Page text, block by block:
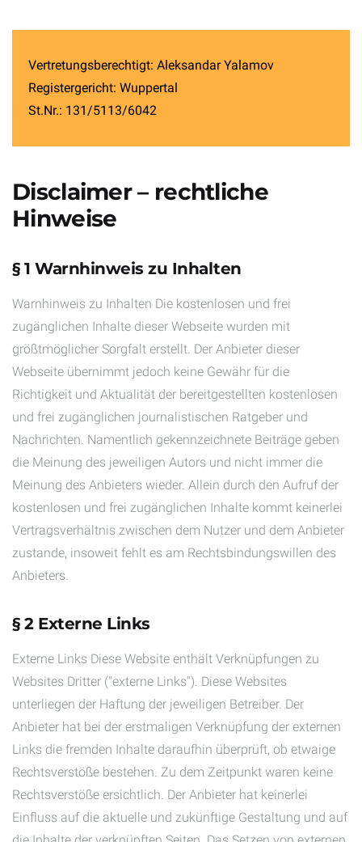
Vertretungsberechtigt: Aleksandar Yalamov
Registergericht: Wuppertal
St.Nr.: 131/5113/6042
Disclaimer – rechtliche
Hinweise
§ 1 Warnhinweis zu Inhalten
Warnhinweis zu Inhalten Die kostenlosen und frei
zugänglichen Inhalte dieser Webseite wurden mit
größtmöglicher Sorgfalt erstellt. Der Anbieter dieser
Webseite übernimmt jedoch keine Gewähr für die
Richtigkeit und Aktualität der bereitgestellten kostenlosen
und frei zugänglichen journalistischen Ratgeber und
Nachrichten. Namentlich gekennzeichnete Beiträge geben
die Meinung des jeweiligen Autors und nicht immer die
Meinung des Anbieters wieder. Allein durch den Aufruf der
kostenlosen und frei zugänglichen Inhalte kommt keinerlei
Vertragsverhältnis zwischen dem Nutzer und dem Anbieter
zustande, insoweit fehlt es am Rechtsbindungswillen des
Anbieters.
§ 2 Externe Links
Externe Links Diese Website enthält Verknüpfungen zu
Websites Dritter ("externe Links"). Diese Websites
unterliegen der Haftung der jeweiligen Betreiber. Der
Anbieter hat bei der erstmaligen Verknüpfung der externen
Links die fremden Inhalte daraufhin überprüft, ob etwaige
Rechtsverstöße bestehen. Zu dem Zeitpunkt waren keine
Rechtsverstöße ersichtlich. Der Anbieter hat keinerlei
Einfluss auf die aktuelle und zukünftige Gestaltung und auf